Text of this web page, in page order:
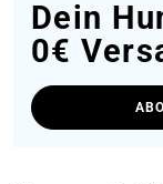
Dein
0€